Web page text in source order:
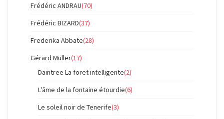
Frédéric ANDRAU(70)
Frédéric BIZARD(37)
Frederika Abbate(28)
Gérard Muller(17)
Daintree La foret intelligente(2)
L'âme de la fontaine étourdie(6)
Le soleil noir de Tenerife(3)